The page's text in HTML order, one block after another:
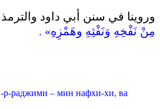
وروينا في سنن أبي داود
مِنْ نَفْخِهِ وَنَفْثِهِ وهَمْزِهِ‏»‏ ‏.
раджими – мин нафхи-хи, ва